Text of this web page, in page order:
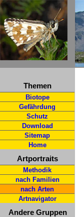
Themen
Biotope
Gefährdung
Schutz
Download
Sitemap
Home
Artportraits
Methodik
nach Familien
nach Arten
Artnavigator
Andere Gruppen